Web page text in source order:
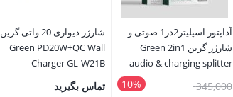
آداپتور اسپلیتر2در1 صوتی و
شارژر گرین Green 2in1
audio & charging splitter
10% 345,000قیمت
شارژر دیواری 20 واتی گرین
Green PD20W+QC Wall
Charger GL-W21B
تماس بگیرید